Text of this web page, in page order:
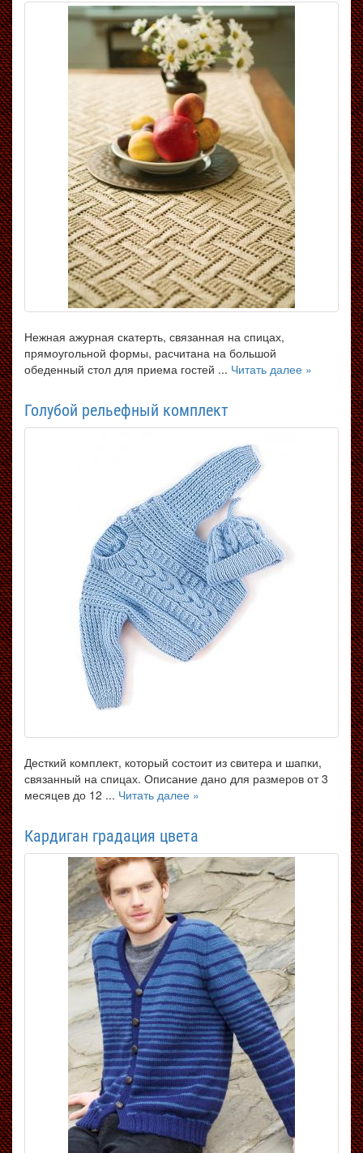
Нежная ажурная скатерть, связанная на спицах,
прямоугольной формы, расчитана на большой
обеденный стол для приема гостей ... Читать далее »
Голубой рельефный комплект
Десткий комплект, который состоит из свитера и шапки,
связанный на спицах. Описание дано для размеров от 3
месяцев до 12 ... Читать далее »
Кардиган градация цвета